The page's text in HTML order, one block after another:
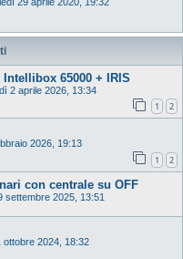
65000 + IRIS
2 aprile 2026, 13:34
1 2
2026, 19:13
1 2
con centrale su OFF
settembre 2025, 13:51
ottobre 2024, 18:32